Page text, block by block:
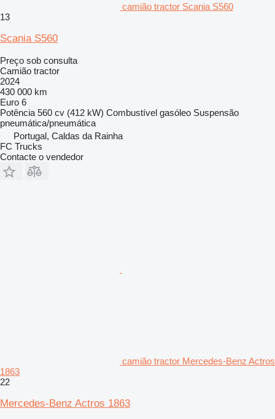
camião tractor Scania S560
13
Scania S560
Preço sob consulta
Camião tractor
2024
430 000 km
Euro 6
Potência 560 cv (412 kW) Combustível gasóleo Suspensão
pneumática/pneumática
Portugal, Caldas da Rainha
FC Trucks
Contacte o vendedor
camião tractor Mercedes-Benz Actros
1863
22
Mercedes-Benz Actros 1863